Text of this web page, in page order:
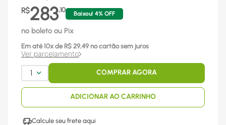
R$283,10
Baixou! 4% OFF
no boleto ou Pix
Em até 10x de R$ 29,49 no cartão sem juros
Ver parcelamento
1 COMPRAR AGORA
ADICIONAR AO CARRINHO